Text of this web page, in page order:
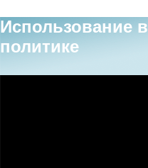
Использование в
политике